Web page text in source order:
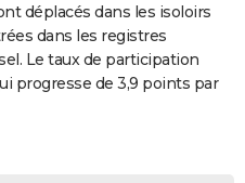
déplacés dans les isoloirs
dans les registres
Le taux de participation
progresse de 3,9 points par